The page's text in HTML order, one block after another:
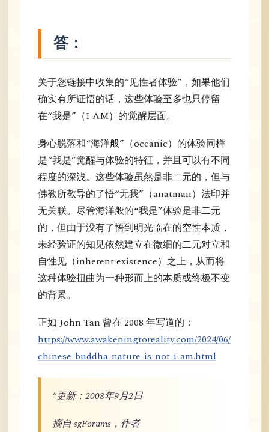
答：
关于您链接中收集的“见性者体验”，如果他们
确实有所证悟的话，这些体验至多也只停留
在“我是”（I AM）的觉醒层面。
身心脱落和“海洋般”（oceanic）的体验同样
是“我是”觉醒与体验的特征，并且可以有不同
程度的深浅。这些体验虽然是非二元的，但与
佛教所教导的了悟“无我”（anatman）法印并
无关联。尽管海洋般的“我是”体验是非二元
的，但由于没有了悟到明光临在的空性本质，
未经验证的知见依然建立在微细的二元对立和
自性见（inherent existence）之上，从而将
这种体验扭曲为一种形而上的本质或终极不变
的背景。
正如 John Tan 曾在 2008 年写道的：
https://www.awakeningtoreality.com/2024/06/
chinese-buddha-nature-is-not-i-am.html
“更新：2008年9月2日
摘自 sgForums，作者